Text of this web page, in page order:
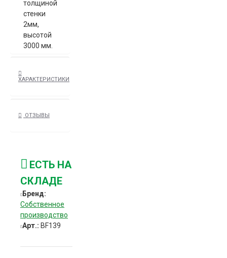
толщиной
стенки
2мм,
высотой
3000 мм.
комплектов
GITTER из
штакетника
и забора
из
профнастила.
Монтаж
столба в
производится
ХАРАКТЕРИСТИКИ
ОТЗЫВЫ
ЕСТЬ НА
СКЛАДЕ
Бренд:
Собственное
производство
Арт.: BF139